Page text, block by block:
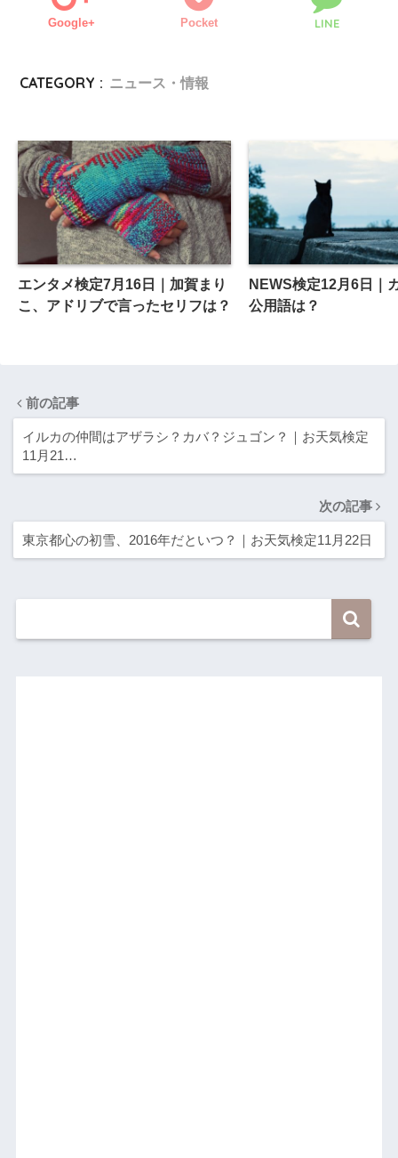
Google+ Pocket LINE
CATEGORY : ニュース・情報
エンタメ検定7月16日｜加賀まり
こ、アドリブで言ったセリフは？
NEWS検定12月6日｜
公用語は？
前の記事
イルカの仲間はアザラシ？カバ？ジュゴン？｜お天気検定
11月21…
次の記事
東京都心の初雪、2016年だといつ？｜お天気検定11月22日